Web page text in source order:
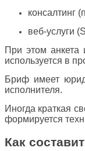
консалтинг
веб-услуги
При этом анкета
используется в
Бриф имеет
исполнителя.
Иногда краткая
формируется
Как